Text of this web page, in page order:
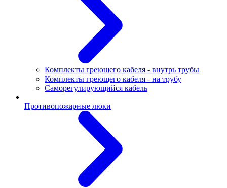
Комплекты греющего кабеля - внутрь трубы
Комплекты греющего кабеля - на трубу
Саморегулирующийся кабель
Противопожарные люки